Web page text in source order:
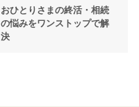
おひとりさまの終活・相続
の悩みをワンストップで解
決